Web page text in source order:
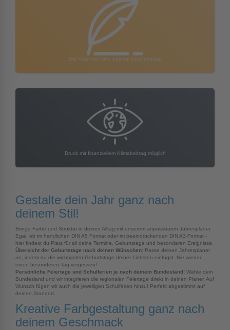
Die Kalender sind optimal beschreibbar
Druck mit finanziellem Klimabeitrag möglich
Gestalte dein Jahr ganz nach
deinem Stil!
Bringe Farbe und Struktur in deinen Alltag mit unserem anpassbaren Jahresplaner.
Egal, ob im handlichen DIN A5 Format oder im beeindruckenden DIN A3-Format -
hier findest du Platz für all deine Termine, Geburtstage und besonderen Ereignisse.
Übersicht der Geburtstage nach deinen Wünschen: Passe deinen Jahresplaner
an, indem du die wichtigsten Geburtstage deiner Liebsten einfügst. Nie wieder
einen besonderen Tag vergessen!
Persönliche Feiertage und Schulferien je nach deinem Bundesland: Wähle dein
Bundesland und wir integrieren die regionalen Feiertage direkt in deinen Planer. Auf
Wunsch fügen wir auch die jeweiligen Schulferien hinzu! Perfekt abgestimmt auf
deinen Standort.
Kreative Farbgestaltung ganz nach
deinem Geschmack